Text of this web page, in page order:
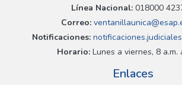
Línea Nacional: 018000
Correo:
Notificaciones:
Horario:Lunes a viernes, 8 a.m.
Enlaces